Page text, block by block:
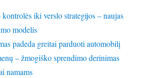
iki verslo strategijos – naujas
modelis
padeda greitai parduoti automobilį
– žmogiško sprendimo derinimas
namams